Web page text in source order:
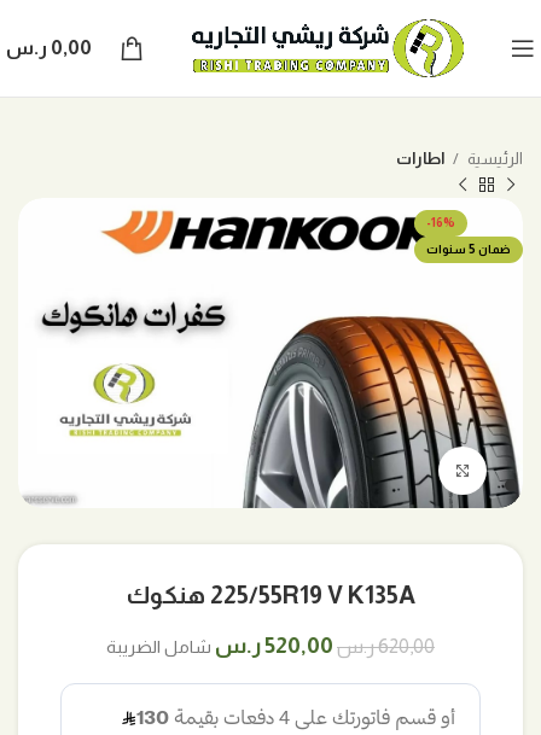
0,00 ر.س
الرئيسية اطارات
-16%
ضمان 5 سنوات
اضغط للتكبير
225/55R19 V K135A هنكوك
620,00ر.س السعر
620,00 ر.س.
520,00ر.س السعر
520,00 ر.س.
شامل الضريبة